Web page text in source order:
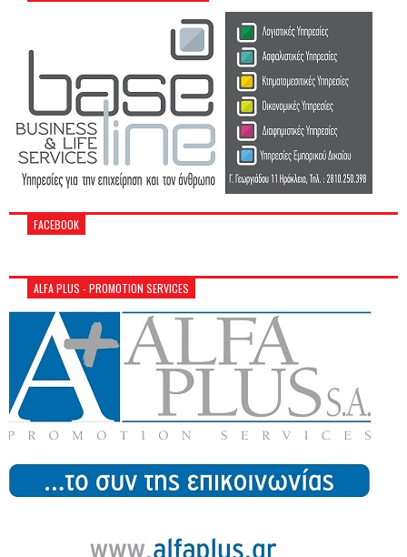
FACEBOOK
ALFA PLUS - PROMOTION SERVICES